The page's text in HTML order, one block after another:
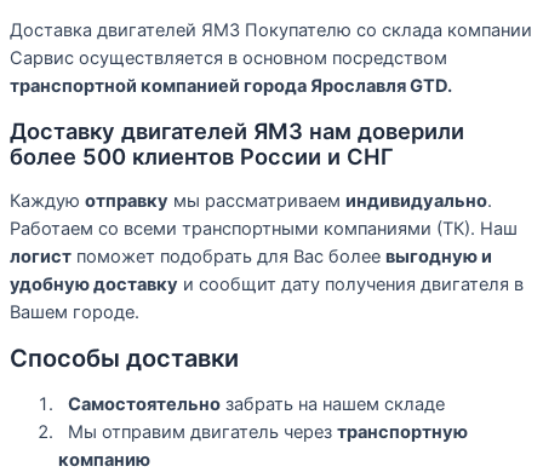
Доставка двигателей ЯМЗ Покупателю со склада компании
Сарвис осуществляется в основном посредством
транспортной компанией города Ярославля GTD.
Доставку двигателей ЯМЗ нам доверили
более 500 клиентов России и СНГ
Каждую отправку мы рассматриваем индивидуально.
Работаем со всеми транспортными компаниями (ТК). Наш
логист поможет подобрать для Вас более выгодную и
удобную доставку и сообщит дату получения двигателя в
Вашем городе.
Способы доставки
Самостоятельно забрать на нашем складе
Мы отправим двигатель через транспортную
компанию